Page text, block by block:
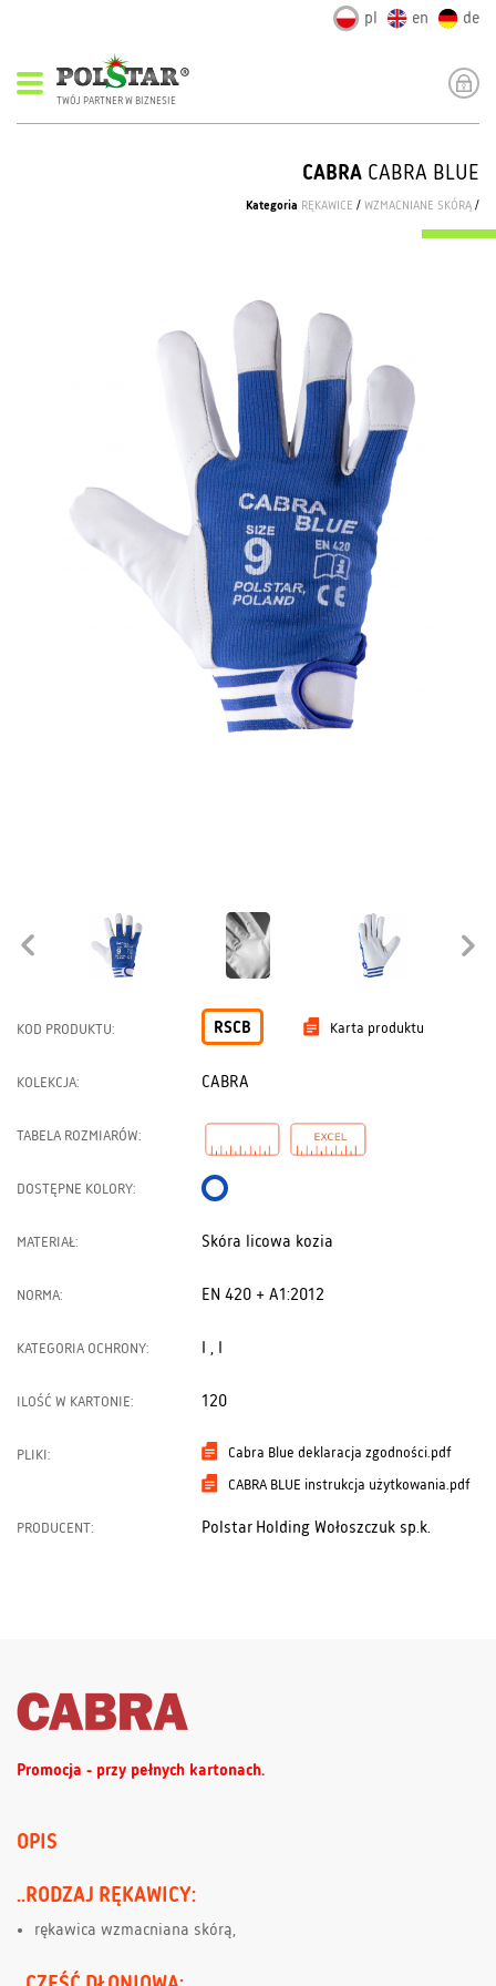
pl en de
TWÓJ PARTNER W BIZNESIE
CABRA CABRA BLUE
Kategoria RĘKAWICE / WZMACNIANE SKÓRĄ /
KOD PRODUKTU: RSCB Karta produktu
KOLEKCJA: CABRA
TABELA ROZMIARÓW:
DOSTĘPNE KOLORY:
MATERIAŁ: Skóra licowa kozia
NORMA: EN 420 + A1:2012
KATEGORIA OCHRONY: I , I
ILOŚĆ W KARTONIE: 120
PLIKI: Cabra Blue deklaracja zgodności.pdf
CABRA BLUE instrukcja użytkowania.pdf
PRODUCENT: Polstar Holding Wołoszczuk sp.k.
Promocja - przy pełnych kartonach.
OPIS
..RODZAJ RĘKAWICY:
rękawica wzmacniana skórą,